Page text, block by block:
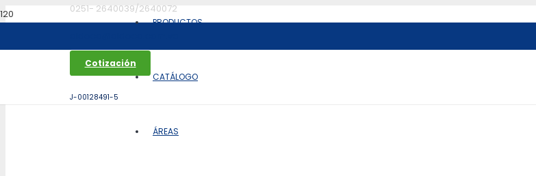
0251- 2640039/2640072
Cotización
J-00128491-5
PRODUCTOS
CATÁLOGO
ÁREAS